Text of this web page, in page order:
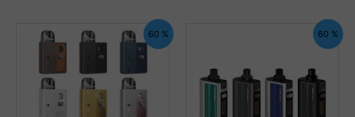
60 % 60 %